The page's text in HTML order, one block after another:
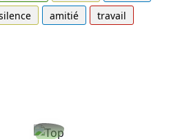
amitié
travail